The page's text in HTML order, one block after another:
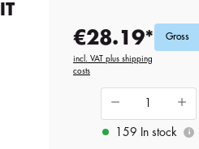
€28.19*
incl. VAT plus shipping
costs
Gross
159 In stock i